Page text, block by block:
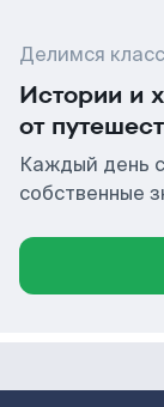
Делимся
Истории и
от
Каждый день
собственные